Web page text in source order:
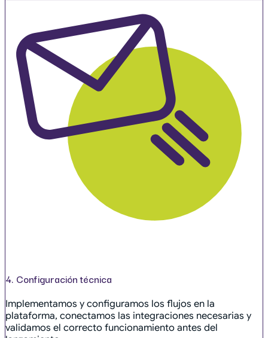
4. Configuración técnica
Implementamos y configuramos los flujos en la
plataforma, conectamos las integraciones necesarias y
validamos el correcto funcionamiento antes del